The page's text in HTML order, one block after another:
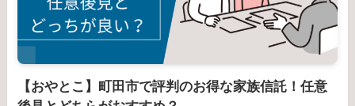
【おやとこ】町田市で評判のお得な家族信託！任意